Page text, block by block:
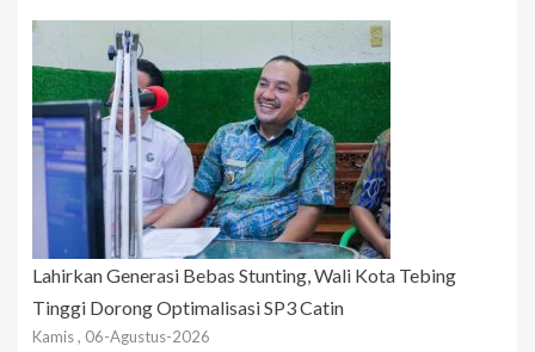
Lahirkan Generasi Bebas Stunting, Wali Kota Tebing
Tinggi Dorong Optimalisasi SP3 Catin
Kamis , 06-Agustus-2026